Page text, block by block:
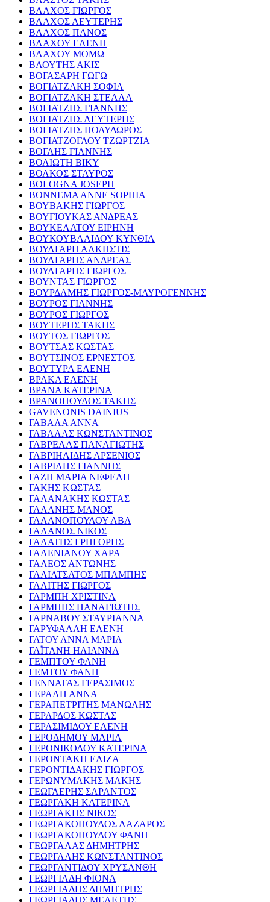
ΒΛΑΧΟΣ ΓΙΩΡΓΟΣ
ΒΛΑΧΟΣ ΛΕΥΤΕΡΗΣ
ΒΛΑΧΟΣ ΠΑΝΟΣ
ΒΛΑΧΟΥ ΕΛΕΝΗ
ΒΛΑΧΟΥ ΜΟΜΩ
ΒΛΟΥΤΗΣ ΑΚΙΣ
ΒΟΓΑΣΑΡΗ ΓΩΓΩ
ΒΟΓΙΑΤΖΑΚΗ ΣΟΦΙΑ
ΒΟΓΙΑΤΖΑΚΗ ΣΤΕΛΛΑ
ΒΟΓΙΑΤΖΗΣ ΓΙΑΝΝΗΣ
ΒΟΓΙΑΤΖΗΣ ΛΕΥΤΕΡΗΣ
ΒΟΓΙΑΤΖΗΣ ΠΟΛΥΔΩΡΟΣ
ΒΟΓΙΑΤΖΟΓΛΟΥ ΤΖΩΡΤΖΙΑ
ΒΟΓΛΗΣ ΓΙΑΝΝΗΣ
ΒΟΛΙΩΤΗ ΒΙΚΥ
ΒΟΛΚΟΣ ΣΤΑΥΡΟΣ
BOLOGNA JOSEPH
BONNEMA ANNE SOPHIA
ΒΟΥΒΑΚΗΣ ΓΙΩΡΓΟΣ
ΒΟΥΓΙΟΥΚΑΣ ΑΝΔΡΕΑΣ
ΒΟΥΚΕΛΑΤΟΥ ΕΙΡΗΝΗ
ΒΟΥΚΟΥΒΑΛΙΔΟΥ ΚΥΝΘΙΑ
ΒΟΥΛΓΑΡΗ ΑΛΚΗΣΤΙΣ
ΒΟΥΛΓΑΡΗΣ ΑΝΔΡΕΑΣ
ΒΟΥΛΓΑΡΗΣ ΓΙΩΡΓΟΣ
ΒΟΥΝΤΑΣ ΓΙΩΡΓΟΣ
ΒΟΥΡΔΑΜΗΣ ΓΙΩΡΓΟΣ-ΜΑΥΡΟΓΕΝΝΗΣ
ΒΟΥΡΟΣ ΓΙΑΝΝΗΣ
ΒΟΥΡΟΣ ΓΙΩΡΓΟΣ
ΒΟΥΤΕΡΗΣ ΤΑΚΗΣ
ΒΟΥΤΟΣ ΓΙΩΡΓΟΣ
ΒΟΥΤΣΑΣ ΚΩΣΤΑΣ
ΒΟΥΤΣΙΝΟΣ ΕΡΝΕΣΤΟΣ
ΒΟΥΤΥΡΑ ΕΛΕΝΗ
ΒΡΑΚΑ ΕΛΕΝΗ
ΒΡΑΝΑ ΚΑΤΕΡΙΝΑ
ΒΡΑΝΟΠΟΥΛΟΣ ΤΑΚΗΣ
GAVENONIS DAINIUS
ΓΑΒΑΛΑ ΑΝΝΑ
ΓΑΒΑΛΑΣ ΚΩΝΣΤΑΝΤΙΝΟΣ
ΓΑΒΡΕΛΑΣ ΠΑΝΑΓΙΩΤΗΣ
ΓΑΒΡΙΗΛΙΔΗΣ ΑΡΣΕΝΙΟΣ
ΓΑΒΡΙΛΗΣ ΓΙΑΝΝΗΣ
ΓΑΖΗ ΜΑΡΙΑ ΝΕΦΕΛΗ
ΓΑΚΗΣ ΚΩΣΤΑΣ
ΓΑΛΑΝΑΚΗΣ ΚΩΣΤΑΣ
ΓΑΛΑΝΗΣ ΜΑΝΟΣ
ΓΑΛΑΝΟΠΟΥΛΟΥ ΑΒΑ
ΓΑΛΑΝΟΣ ΝΙΚΟΣ
ΓΑΛΑΤΗΣ ΓΡΗΓΟΡΗΣ
ΓΑΛΕΝΙΑΝΟΥ ΧΑΡΑ
ΓΑΛΕΟΣ ΑΝΤΩΝΗΣ
ΓΑΛΙΑΤΣΑΤΟΣ ΜΠΑΜΠΗΣ
ΓΑΛΙΤΗΣ ΓΙΩΡΓΟΣ
ΓΑΡΜΠΗ ΧΡΙΣΤΙΝΑ
ΓΑΡΜΠΗΣ ΠΑΝΑΓΙΩΤΗΣ
ΓΑΡΝΑΒΟΥ ΣΤΑΥΡΙΑΝΝΑ
ΓΑΡΥΦΑΛΛΗ ΕΛΕΝΗ
ΓΑΤΟΥ ΑΝΝΑ ΜΑΡΙΑ
ΓΑΪΤΑΝΗ ΗΛΙΑΝΝΑ
ΓΕΜΠΤΟΥ ΦΑΝΗ
ΓΕΜΤΟΥ ΦΑΝΗ
ΓΕΝΝΑΤΑΣ ΓΕΡΑΣΙΜΟΣ
ΓΕΡΑΛΗ ΑΝΝΑ
ΓΕΡΑΠΕΤΡΙΤΗΣ ΜΑΝΩΛΗΣ
ΓΕΡΑΡΔΟΣ ΚΩΣΤΑΣ
ΓΕΡΑΣΙΜΙΔΟΥ ΕΛΕΝΗ
ΓΕΡΟΔΗΜΟΥ ΜΑΡΙΑ
ΓΕΡΟΝΙΚΟΛΟΥ ΚΑΤΕΡΙΝΑ
ΓΕΡΟΝΤΑΚΗ ΕΛΙΖΑ
ΓΕΡΟΝΤΙΔΑΚΗΣ ΓΙΩΡΓΟΣ
ΓΕΡΩΝΥΜΑΚΗΣ ΜΑΚΗΣ
ΓΕΩΓΛΕΡΗΣ ΣΑΡΑΝΤΟΣ
ΓΕΩΡΓΑΚΗ ΚΑΤΕΡΙΝΑ
ΓΕΩΡΓΑΚΗΣ ΝΙΚΟΣ
ΓΕΩΡΓΑΚΟΠΟΥΛΟΣ ΛΑΖΑΡΟΣ
ΓΕΩΡΓΑΚΟΠΟΥΛΟΥ ΦΑΝΗ
ΓΕΩΡΓΑΛΑΣ ΔΗΜΗΤΡΗΣ
ΓΕΩΡΓΑΛΗΣ ΚΩΝΣΤΑΝΤΙΝΟΣ
ΓΕΩΡΓΑΝΤΙΔΟΥ ΧΡΥΣΑΝΘΗ
ΓΕΩΡΓΙΑΔΗ ΦΙΟΝΑ
ΓΕΩΡΓΙΑΔΗΣ ΔΗΜΗΤΡΗΣ